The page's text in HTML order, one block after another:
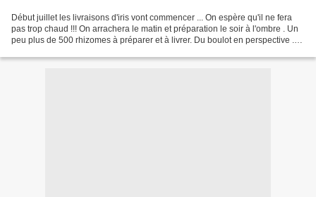
Début juillet les livraisons d'iris vont commencer ... On espère qu'il ne fera
pas trop chaud !!! On arrachera le matin et préparation le soir à l'ombre . Un
peu plus de 500 rhizomes à préparer et à livrer. Du boulot en perspective .